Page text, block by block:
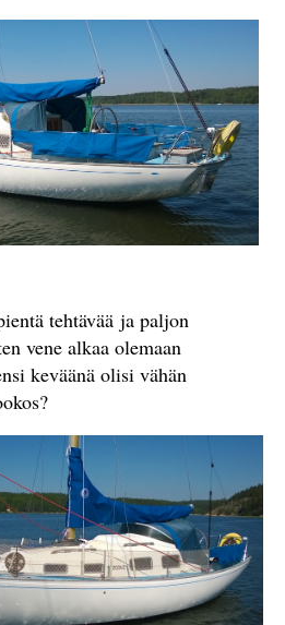
tehtävää ja paljon
vene alkaa olemaan
keväänä olisi vähän